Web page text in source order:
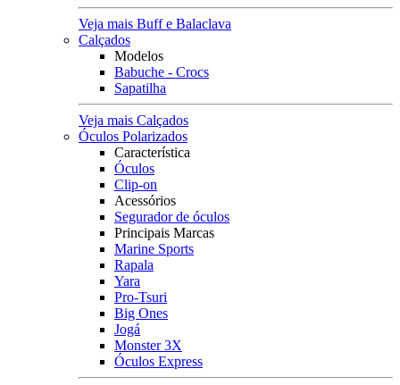
Veja mais Buff e Balaclava
Calçados
Modelos
Babuche - Crocs
Sapatilha
Veja mais Calçados
Óculos Polarizados
Característica
Óculos
Clip-on
Acessórios
Segurador de óculos
Principais Marcas
Marine Sports
Rapala
Yara
Pro-Tsuri
Big Ones
Jogá
Monster 3X
Óculos Express